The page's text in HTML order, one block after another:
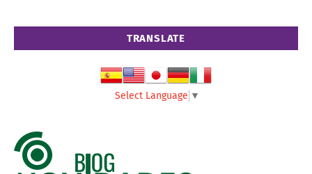
TRANSLATE
Select Language ▼